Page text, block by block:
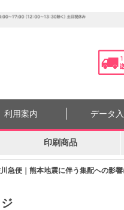
川急便｜熊本地震に伴う集配への影
利用案内 データ
印刷商品